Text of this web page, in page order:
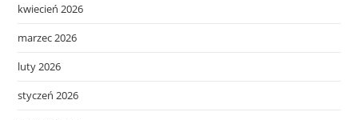
kwiecień 2026
marzec 2026
luty 2026
styczeń 2026